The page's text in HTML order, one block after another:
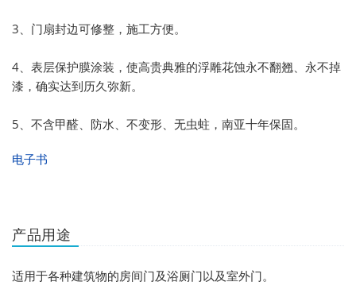
3、门扇封边可修整，施工方便。
4、表层保护膜涂装，使高贵典雅的浮雕花蚀永不翻翘、永不掉
漆，确实达到历久弥新。
5、不含甲醛、防水、不变形、无虫蛀，南亚十年保固。
电子书
产品用途
适用于各种建筑物的房间门及浴厕门以及室外门。